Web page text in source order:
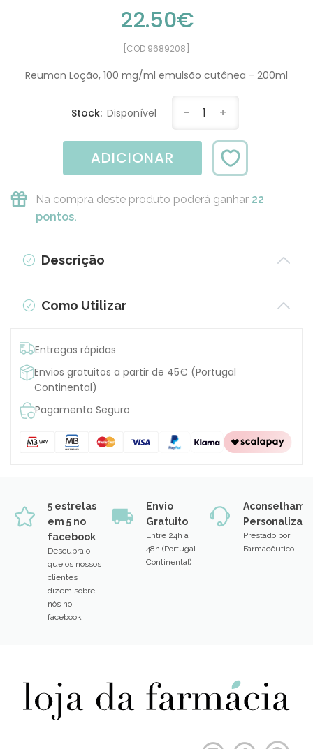
22.50€
[COD 9689208]
Reumon Loção, 100 mg/ml emulsão cutânea - 200ml
Stock: Disponível - 1 +
ADICIONAR
Na compra deste produto poderá ganhar 22
pontos.
Descrição
Como Utilizar
Entregas rápidas
Envios gratuitos a partir de 45€ (Portugal
Continental)
Pagamento Seguro
5 estrelas
em 5 no
facebook
Descubra o
que os nossos
clientes
dizem sobre
nós no
facebook
Envio
Gratuito
Entre 24h a
48h (Portugal
Continental)
Prestado por
Farmacêutico